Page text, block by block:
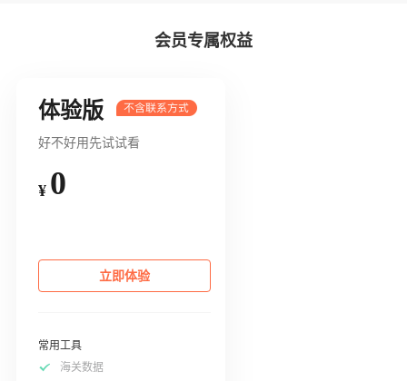
会员专属权益
体验版
好不好用先试试看
¥ 0
立即体验
常用工具
海关数据